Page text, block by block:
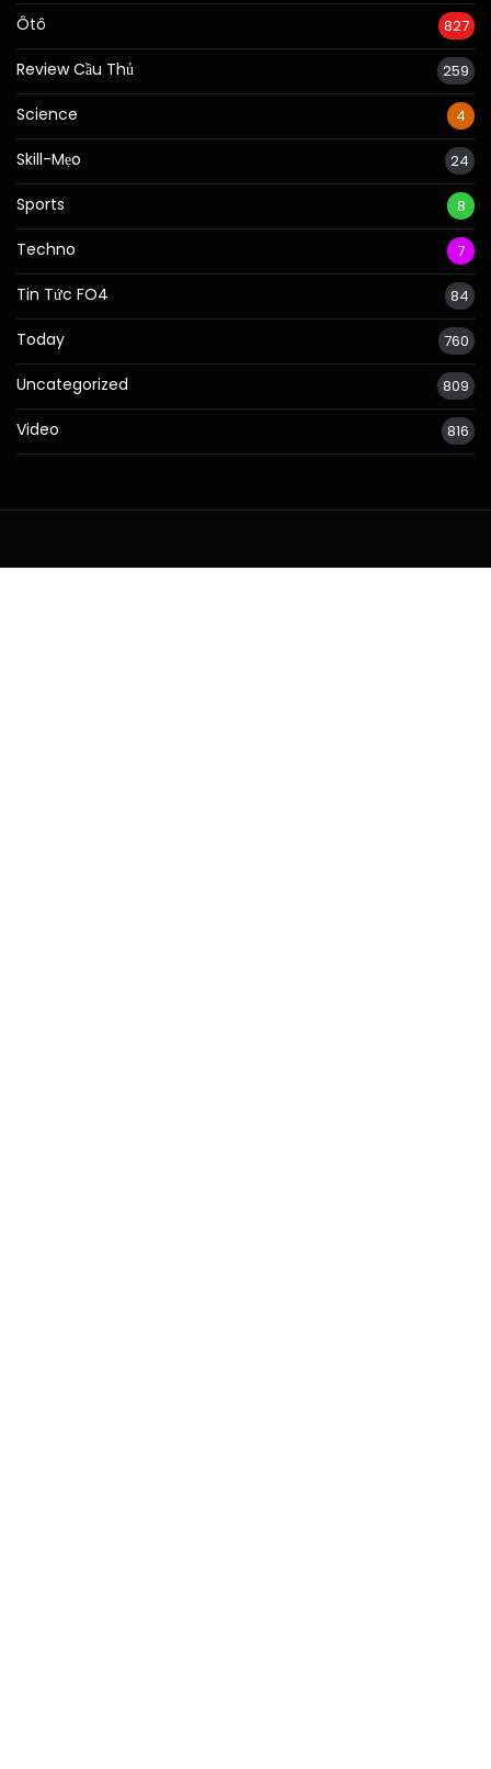
Ôtô 827
Review Cầu Thủ 259
Science 4
Skill-Mẹo 24
Sports 8
Techno 7
Tin Tức FO4 84
Today 760
Uncategorized 809
Video 816